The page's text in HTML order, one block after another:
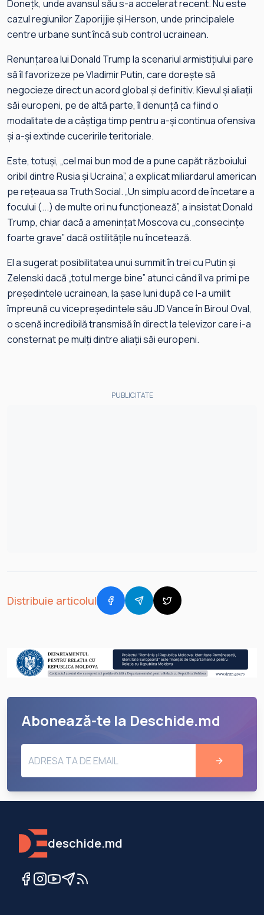
Doneţk, unde avansul său s-a accelerat recent. Nu este
cazul regiunilor Zaporijjie şi Herson, unde principalele
centre urbane sunt încă sub control ucrainean.
Renunţarea lui Donald Trump la scenariul armistiţiului pare
să îl favorizeze pe Vladimir Putin, care doreşte să
negocieze direct un acord global şi definitiv. Kievul şi aliaţii
săi europeni, pe de altă parte, îl denunţă ca fiind o
modalitate de a câştiga timp pentru a-şi continua ofensiva
şi a-şi extinde cuceririle teritoriale.
Este, totuşi, „cel mai bun mod de a pune capăt războiului
oribil dintre Rusia şi Ucraina”, a explicat miliardarul american
pe reţeaua sa Truth Social. „Un simplu acord de încetare a
focului (...) de multe ori nu funcţionează”, a insistat Donald
Trump, chiar dacă a ameninţat Moscova cu „consecinţe
foarte grave” dacă ostilităţile nu încetează.
El a sugerat posibilitatea unui summit în trei cu Putin şi
Zelenski dacă „totul merge bine” atunci când îl va primi pe
preşedintele ucrainean, la şase luni după ce l-a umilit
împreună cu vicepreşedintele său JD Vance în Biroul Oval,
o scenă incredibilă transmisă în direct la televizor care i-a
consternat pe mulţi dintre aliaţii săi europeni.
PUBLICITATE
Distribuie articolul
Abonează-te la Deschide.md
deschide.md